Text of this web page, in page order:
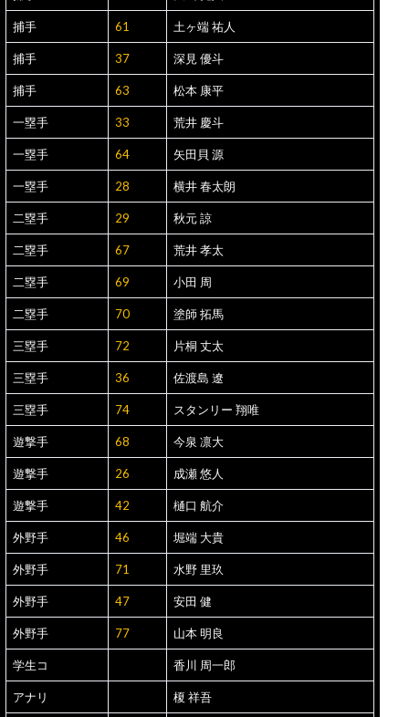
捕手 61 土ヶ端 祐人
捕手 37 深見 優斗
捕手 63 松本 康平
一塁手 33 荒井 慶斗
一塁手 64 矢田貝 源
一塁手 28 横井 春太朗
二塁手 29 秋元 諒
二塁手 67 荒井 孝太
二塁手 69 小田 周
二塁手 70 塗師 拓馬
三塁手 72 片桐 丈太
三塁手 36 佐渡島 遼
三塁手 74 スタンリー 翔唯
遊撃手 68 今泉 凛大
遊撃手 26 成瀬 悠人
遊撃手 42 樋口 航介
外野手 46 堀端 大貴
外野手 71 水野 里玖
外野手 47 安田 健
外野手 77 山本 明良
学生コ 香川 周一郎
アナリ 榎 祥吾